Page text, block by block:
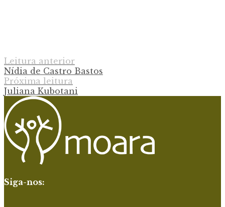
Leitura anterior
Nídia de Castro Bastos
Próxima leitura
Juliana Kubotani
Siga-nos: